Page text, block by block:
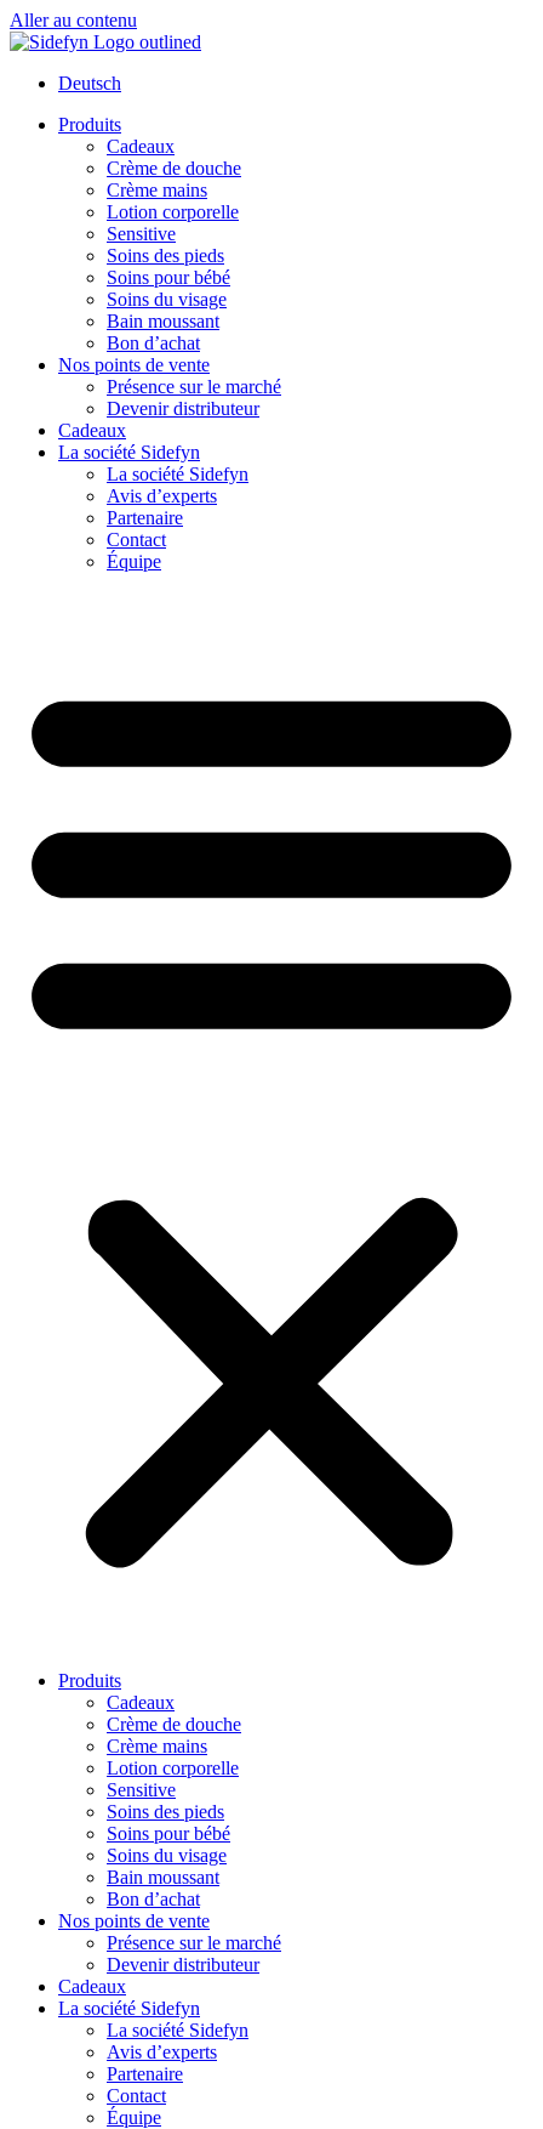
Aller au contenu
Deutsch
Produits
Cadeaux
Crème de douche
Crème mains
Lotion corporelle
Sensitive
Soins des pieds
Soins pour bébé
Soins du visage
Bain moussant
Bon d’achat
Nos points de vente
Présence sur le marché
Devenir distributeur
Cadeaux
La société Sidefyn
La société Sidefyn
Avis d’experts
Partenaire
Contact
Équipe
Produits
Cadeaux
Crème de douche
Crème mains
Lotion corporelle
Sensitive
Soins des pieds
Soins pour bébé
Soins du visage
Bain moussant
Bon d’achat
Nos points de vente
Présence sur le marché
Devenir distributeur
Cadeaux
La société Sidefyn
La société Sidefyn
Avis d’experts
Partenaire
Contact
Équipe